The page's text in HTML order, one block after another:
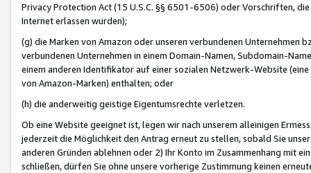
Privacy Protection Act (15 U.S.C. §§ 6501-6506) oder Vorschriften,
Internet erlassen wurden);
(g) die Marken von Amazon oder unseren verbundenen Unternehmen
verbundenen Unternehmen in einem Domain-Namen, Subdomain-
einem anderen Identifikator auf einer sozialen Netzwerk-Website
von Amazon-Marken) enthalten; oder
(h) die anderweitig geistige Eigentumsrechte verletzen.
Ob eine Website geeignet ist, legen wir nach unserem alleinigen
jederzeit die Möglichkeit den Antrag erneut zu stellen, sobald Sie
anderen Gründen ablehnen oder 2) Ihr Konto im Zusammenhang mit
schließen, dürfen Sie ohne unsere vorherige Zustimmung keinen